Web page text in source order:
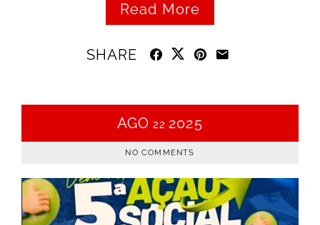
Read More
SHARE
AGO 22 2025
NO COMMENTS